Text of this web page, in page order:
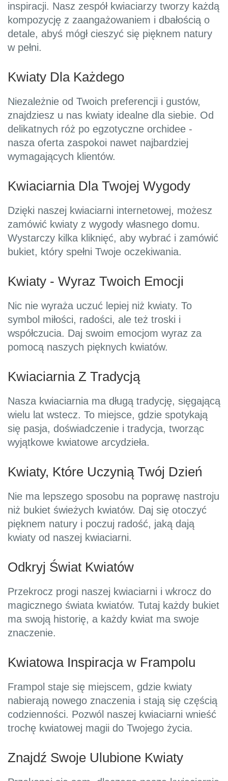
inspiracji. Nasz zespół kwiaciarzy tworzy każdą
kompozycję z zaangażowaniem i dbałością o
detale, abyś mógł cieszyć się pięknem natury
w pełni.
Kwiaty Dla Każdego
Niezależnie od Twoich preferencji i gustów,
znajdziesz u nas kwiaty idealne dla siebie. Od
delikatnych róż po egzotyczne orchidee -
nasza oferta zaspokoi nawet najbardziej
wymagających klientów.
Kwiaciarnia Dla Twojej Wygody
Dzięki naszej kwiaciarni internetowej, możesz
zamówić kwiaty z wygody własnego domu.
Wystarczy kilka kliknięć, aby wybrać i zamówić
bukiet, który spełni Twoje oczekiwania.
Kwiaty - Wyraz Twoich Emocji
Nic nie wyraża uczuć lepiej niż kwiaty. To
symbol miłości, radości, ale też troski i
współczucia. Daj swoim emocjom wyraz za
pomocą naszych pięknych kwiatów.
Kwiaciarnia Z Tradycją
Nasza kwiaciarnia ma długą tradycję, sięgającą
wielu lat wstecz. To miejsce, gdzie spotykają
się pasja, doświadczenie i tradycja, tworząc
wyjątkowe kwiatowe arcydzieła.
Kwiaty, Które Uczynią Twój Dzień
Nie ma lepszego sposobu na poprawę nastroju
niż bukiet świeżych kwiatów. Daj się otoczyć
pięknem natury i poczuj radość, jaką dają
kwiaty od naszej kwiaciarni.
Odkryj Świat Kwiatów
Przekrocz progi naszej kwiaciarni i wkrocz do
magicznego świata kwiatów. Tutaj każdy bukiet
ma swoją historię, a każdy kwiat ma swoje
znaczenie.
Kwiatowa Inspiracja w Frampolu
Frampol staje się miejscem, gdzie kwiaty
nabierają nowego znaczenia i stają się częścią
codzienności. Pozwól naszej kwiaciarni wnieść
trochę kwiatowej magii do Twojego życia.
Znajdź Swoje Ulubione Kwiaty